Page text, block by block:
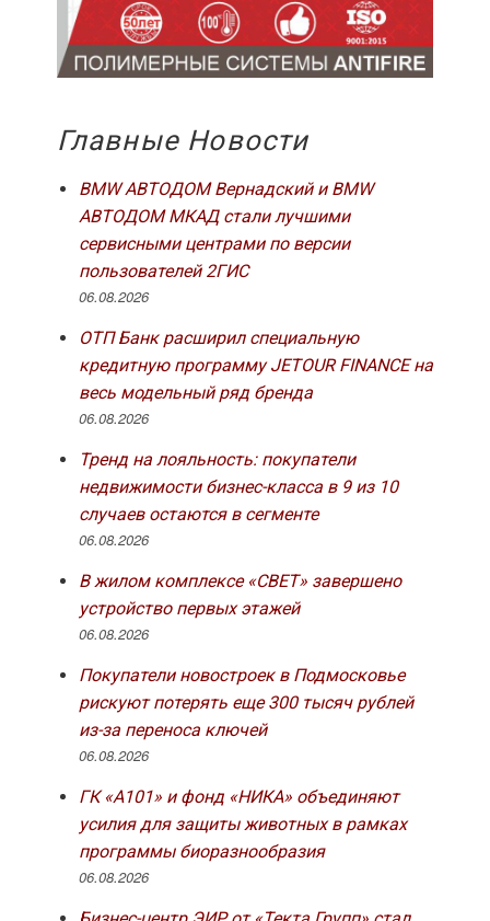
Главные Новости
BMW АВТОДОМ Вернадский и BMW
АВТОДОМ МКАД стали лучшими
сервисными центрами по версии
пользователей 2ГИС
06.08.2026
ОТП Банк расширил специальную
кредитную программу JETOUR FINANCE на
весь модельный ряд бренда
06.08.2026
Тренд на лояльность: покупатели
недвижимости бизнес-класса в 9 из 10
случаев остаются в сегменте
06.08.2026
В жилом комплексе «СВЕТ» завершено
устройство первых этажей
06.08.2026
Покупатели новостроек в Подмосковье
рискуют потерять еще 300 тысяч рублей
из-за переноса ключей
06.08.2026
ГК «А101» и фонд «НИКА» объединяют
усилия для защиты животных в рамках
программы биоразнообразия
06.08.2026